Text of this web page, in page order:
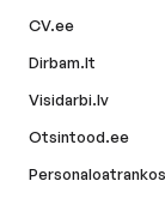
CV.ee
Dirbam.lt
Visidarbi.lv
Otsintood.ee